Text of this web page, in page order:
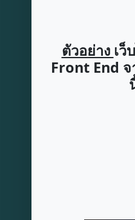
ตัวอย่าง เ
Front End